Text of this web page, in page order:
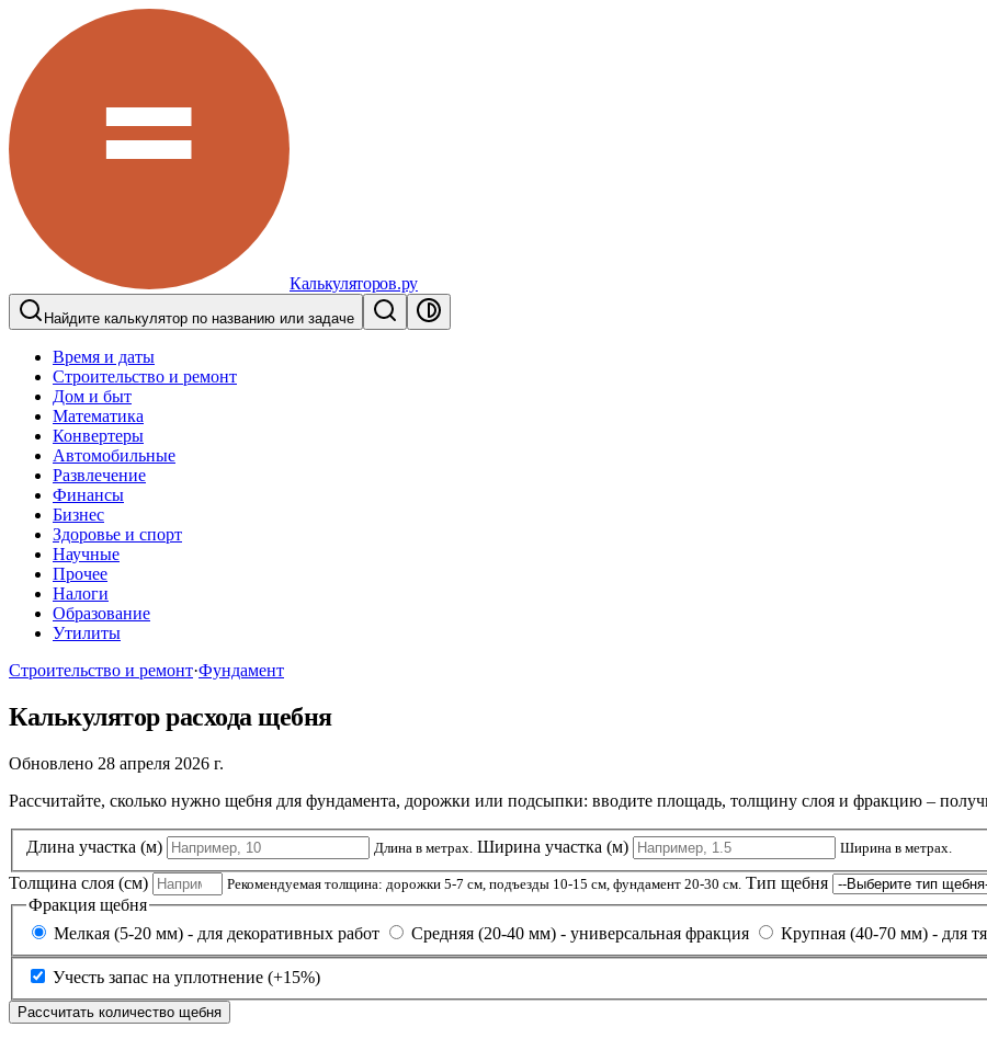
Калькуляторов.ру
Найдите калькулятор по названию или задаче
Время и даты
Строительство и ремонт
Дом и быт
Математика
Конвертеры
Автомобильные
Развлечение
Финансы
Бизнес
Здоровье и спорт
Научные
Прочее
Налоги
Образование
Утилиты
Строительство и ремонт·Фундамент
Калькулятор расхода щебня
Обновлено 28 апреля 2026 г.
Рассчитайте, сколько нужно щебня для фундамента, дорожки или подсыпки: вводите площадь, толщину слоя и фракцию –
Длина участка (м) Длина в метрах. Ширина участка (м) Ширина в метрах.
Толщина слоя (см) Рекомендуемая толщина: дорожки 5-7 см, подъезды 10-15 см, фундамент 20-30 см. Тип щебня
Фракция щебня
Мелкая (5-20 мм) - для декоративных работ
Средняя (20-40 мм) - универсальная фракция Крупная (40-70 мм) - для
Учесть запас на уплотнение (+15%)
Рассчитать количество щебня